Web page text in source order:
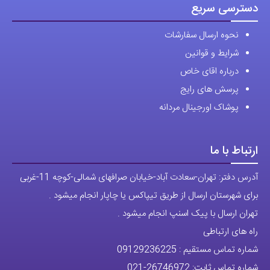
انتخاب
انتخاب
دسترسی سریع
نحوه ارسال سفارشات
شرایط و قوانین
درباره اقای خاص
پرسش های رایج
پوشاک اورجینال مردانه
ارتباط با ما
آدرس دفتر: تهران-سعادت آباد-خیابان صرافهای شمالی-کوچه 11-غربی
برای شهرستان ارسال از طریق تیپاکس یا چاپار انجام میشود .
تهران ارسال با پیک اسنپ انجام میشود .
راه های ارتباطی
شماره تماس مستقیم : 09129236225